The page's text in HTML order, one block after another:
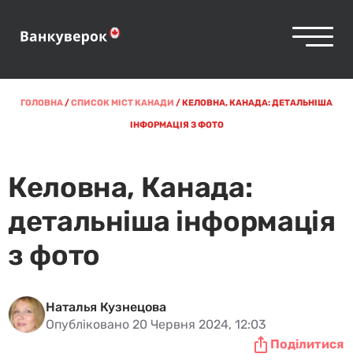
ГОЛОВНА/СПИСОК МІСТ КАНАДИ /КЕЛОВНА, КАНАДА: ДЕТАЛЬНІША
ІНФОРМАЦІЯ З ФОТО
Келовна, Канада:
детальніша інформація
з фото
Наталья Кузнецова
Опубліковано 20 Червня 2024, 12:03
Поділитися